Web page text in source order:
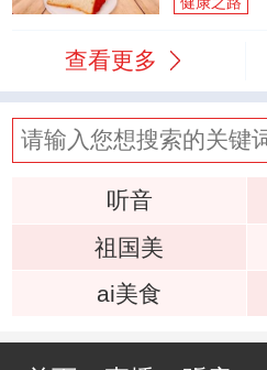
查看更多
听音
祖国美
ai美食